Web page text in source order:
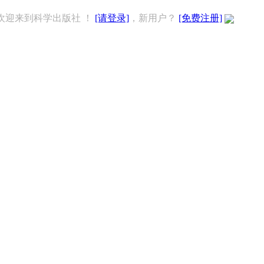
迎来到科学出版社 ！ [请登录] ，新用户？ [免费注册]